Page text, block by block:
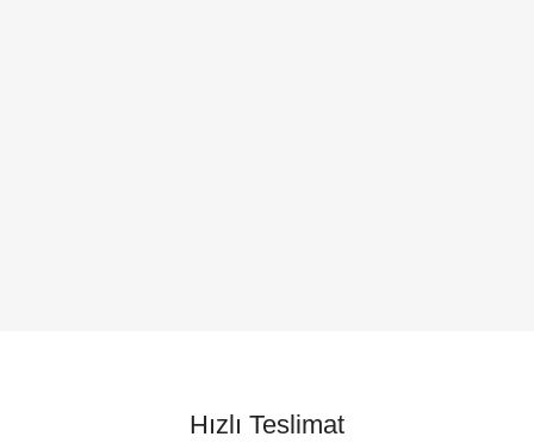
Hızlı Teslimat